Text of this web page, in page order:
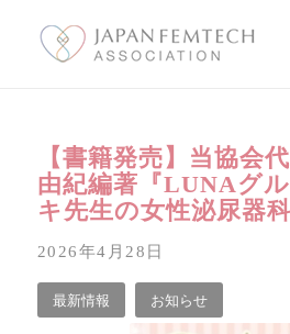
【書籍発売】当協会
由紀編著『LUNAグ
キ先生の女性泌尿器
2026年4月28日
最新情報 お知らせ